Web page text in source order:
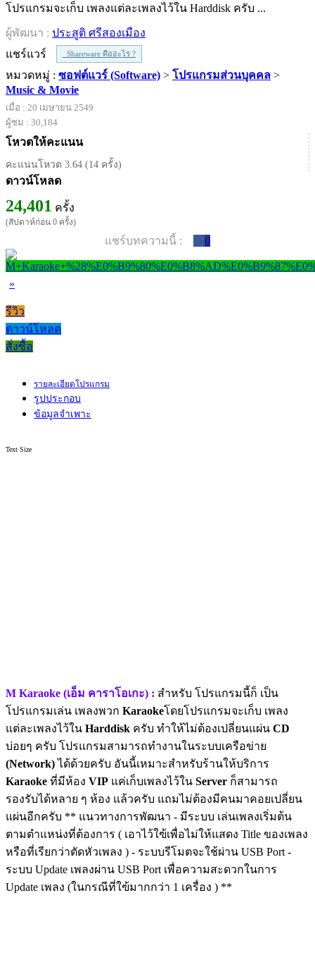
โปรแกรมจะเก็บ เพลงแต่ละเพลงไว้ใน Harddisk ครับ ...
ผู้พัฒนา : ประสูติ ศรีสองเมือง
แชร์แวร์
Shareware คืออะไร ?
หมวดหมู่ : ซอฟต์แวร์ (Software) > โปรแกรมส่วนบุคคล >
Music & Movie
เมื่อ : 20 เมษายน 2549
ผู้ชม : 30,184
โหวตให้คะแนน
คะแนนโหวต 3.64 (14 ครั้ง)
ดาวน์โหลด
24,401 ครั้ง
(สัปดาห์ก่อน 0 ครั้ง)
แชร์บทความนี้ : 0
»
รีวิว
ดาวน์โหลด
สั่งซื้อ
รายละเอียดโปรแกรม
รูปประกอบ
ข้อมูลจำเพาะ
Text Size
M Karaoke (เอ็ม คาราโอเกะ) : สำหรับ โปรแกรมนี้ก็ เป็น
โปรแกรมเล่น เพลงพวก Karaokeโดยโปรแกรมจะเก็บ เพลง
แต่ละเพลงไว้ใน Harddisk ครับ ทำให้ไม่ต้องเปลี่ยนแผ่น CD
บ่อยๆ ครับ โปรแกรมสามารถทำงานในระบบเครือข่าย
(Network) ได้ด้วยครับ อันนี้เหมาะสำหรับร้านให้บริการ
Karaoke ที่มีห้อง VIP แค่เก็บเพลงไว้ใน Server ก็สามารถ
รองรับได้หลาย ๆ ห้อง แล้วครับ แถมไม่ต้องมีคนมาคอยเปลี่ยน
แผ่นอีกครับ ** แนวทางการพัฒนา - มีระบบ เล่นเพลงเริ่มต้น
ตามตำแหน่งที่ต้องการ ( เอาไว้ใฃ้เพื่อไม่ให้แสดง Title ของเพลง
หรือที่เรียกว่าตัดหัวเพลง ) - ระบบรีโมตจะใช้ผ่าน USB Port -
ระบบ Update เพลงผ่าน USB Port เพื่อความสะดวกในการ
Update เพลง (ในกรณีที่ใฃ้มากกว่า 1 เครื่อง ) **